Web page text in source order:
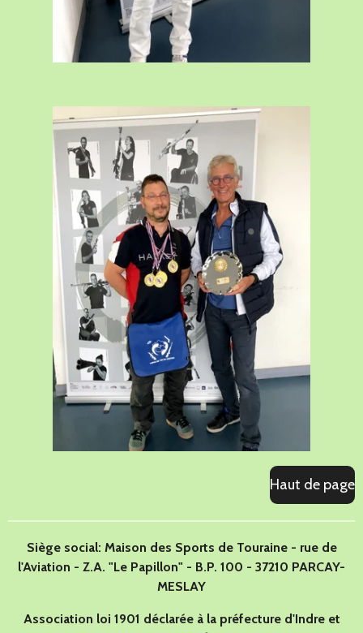
Haut de page
Siège social: Maison des Sports de Touraine - rue de
l'Aviation - Z.A. "Le Papillon" - B.P. 100 - 37210 PARCAY-
MESLAY
Association loi 1901 déclarée à la préfecture d'Indre et